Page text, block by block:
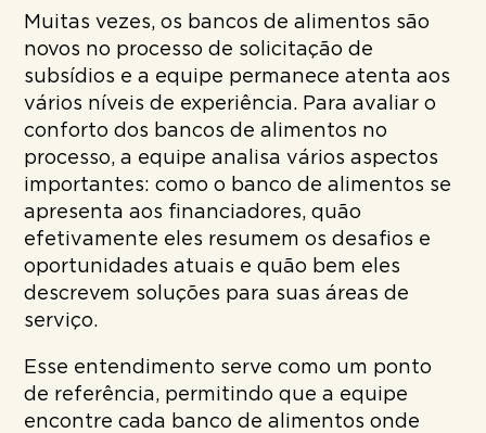
Muitas vezes, os bancos de alimentos são
novos no processo de solicitação de
subsídios e a equipe permanece atenta aos
vários níveis de experiência. Para avaliar o
conforto dos bancos de alimentos no
processo, a equipe analisa vários aspectos
importantes: como o banco de alimentos se
apresenta aos financiadores, quão
efetivamente eles resumem os desafios e
oportunidades atuais e quão bem eles
descrevem soluções para suas áreas de
serviço.
Esse entendimento serve como um ponto
de referência, permitindo que a equipe
encontre cada banco de alimentos onde